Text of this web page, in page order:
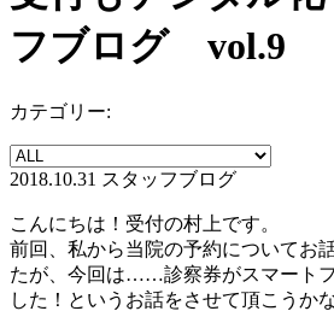
フブログ vol.9
カテゴリー:
2018.10.31 スタッフブログ
こんにちは！受付の村上です。
前回、私から当院の予約についてお
たが、今回は……診察券がスマート
した！というお話をさせて頂こうか